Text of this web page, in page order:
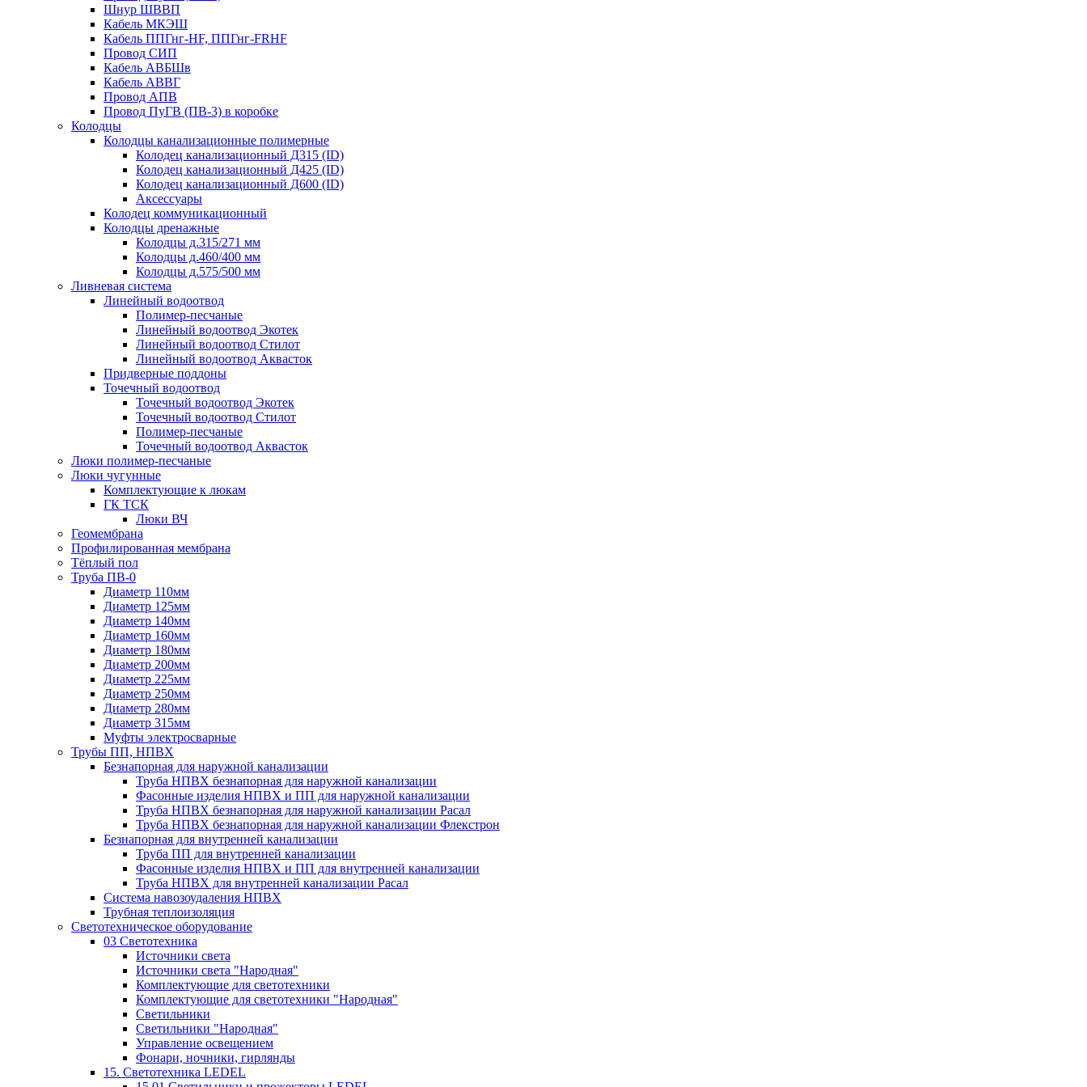
Шнур ШВВП
Кабель МКЭШ
Кабель ППГнг-HF, ППГнг-FRHF
Провод СИП
Кабель АВБШв
Кабель АВВГ
Провод АПВ
Провод ПуГВ (ПВ-3) в коробке
Колодцы
Колодцы канализационные полимерные
Колодец канализационный Д315 (ID)
Колодец канализационный Д425 (ID)
Колодец канализационный Д600 (ID)
Аксессуары
Колодец коммуникационный
Колодцы дренажные
Колодцы д.315/271 мм
Колодцы д.460/400 мм
Колодцы д.575/500 мм
Ливневая система
Линейный водоотвод
Полимер-песчаные
Линейный водоотвод Экотек
Линейный водоотвод Стилот
Линейный водоотвод Аквасток
Придверные поддоны
Точечный водоотвод
Точечный водоотвод Экотек
Точечный водоотвод Стилот
Полимер-песчаные
Точечный водоотвод Аквасток
Люки полимер-песчаные
Люки чугунные
Комплектующие к люкам
ГК ТСК
Люки ВЧ
Геомембрана
Профилированная мембрана
Тёплый пол
Труба ПВ-0
Диаметр 110мм
Диаметр 125мм
Диаметр 140мм
Диаметр 160мм
Диаметр 180мм
Диаметр 200мм
Диаметр 225мм
Диаметр 250мм
Диаметр 280мм
Диаметр 315мм
Муфты электросварные
Трубы ПП, НПВХ
Безнапорная для наружной канализации
Труба НПВХ безнапорная для наружной канализации
Фасонные изделия НПВХ и ПП для наружной канализации
Труба НПВХ безнапорная для наружной канализации Расал
Труба НПВХ безнапорная для наружной канализации Флекстрон
Безнапорная для внутренней канализации
Труба ПП для внутренней канализации
Фасонные изделия НПВХ и ПП для внутренней канализации
Труба НПВХ для внутренней канализации Расал
Система навозоудаления НПВХ
Трубная теплоизоляция
Светотехническое оборудование
03 Светотехника
Источники света
Источники света "Народная"
Комплектующие для светотехники
Комплектующие для светотехники "Народная"
Светильники
Светильники "Народная"
Управление освещением
Фонари, ночники, гирлянды
15. Светотехника LEDEL